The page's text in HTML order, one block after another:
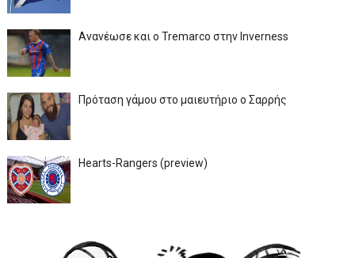
Ανανέωσε και ο Tremarco στην Inverness
Πρόταση γάμου στο μαιευτήριο ο Σαρρής
Hearts-Rangers (preview)